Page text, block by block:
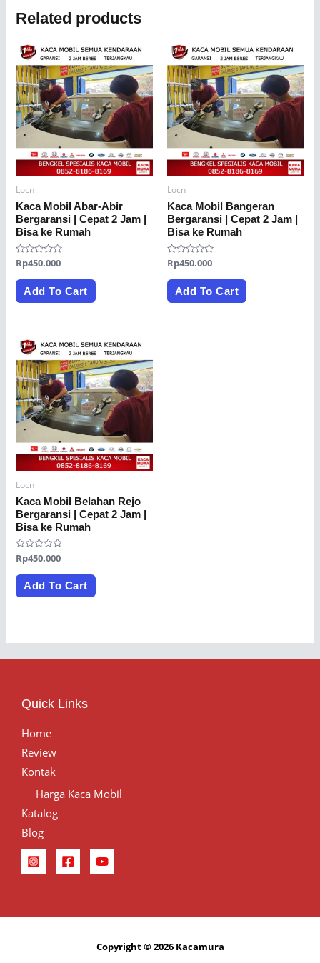
Related products
Locn
Kaca Mobil Abar‐Abir
Bergaransi | Cepat 2 Jam |
Bisa ke Rumah
Rated
out
Rp450.000
Add To Cart
Locn
Kaca Mobil Bangeran
Bergaransi | Cepat 2 Jam |
Bisa ke Rumah
Rated
out
Rp450.000
Add To Cart
Locn
Kaca Mobil Belahan Rejo
Bergaransi | Cepat 2 Jam |
Bisa ke Rumah
Rated
0
out
Rp450.000
Add To Cart
Quick Links
Home
Review
Kontak
Harga Kaca Mobil
Katalog
Blog
Copyright © 2026 Kacamura